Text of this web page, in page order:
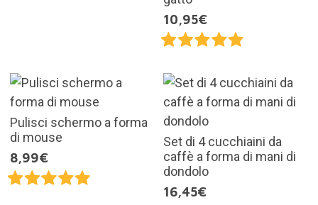
10,95€
Pulisci schermo a forma
di mouse
8,99€
Set di 4 cucchiaini da
caffè a forma di mani di
dondolo
16,45€